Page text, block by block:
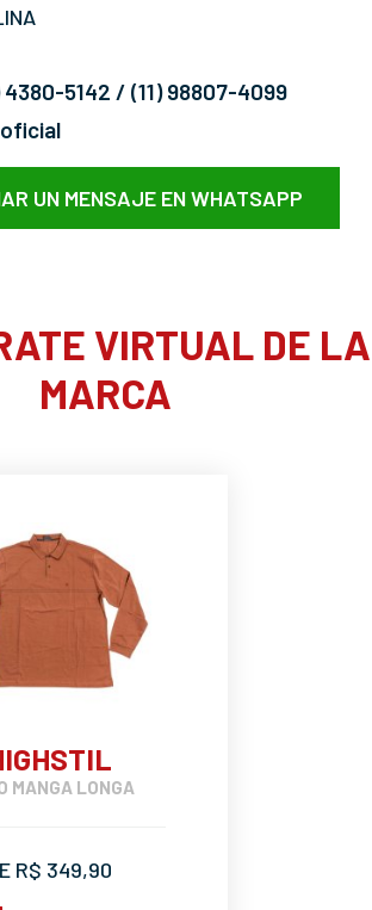
4380-5142 / (11) 98807-4099
UN MENSAJE EN WHATSAPP
VIRTUAL DE LA
MARCA
MANGA LONGA
R$ 349,90